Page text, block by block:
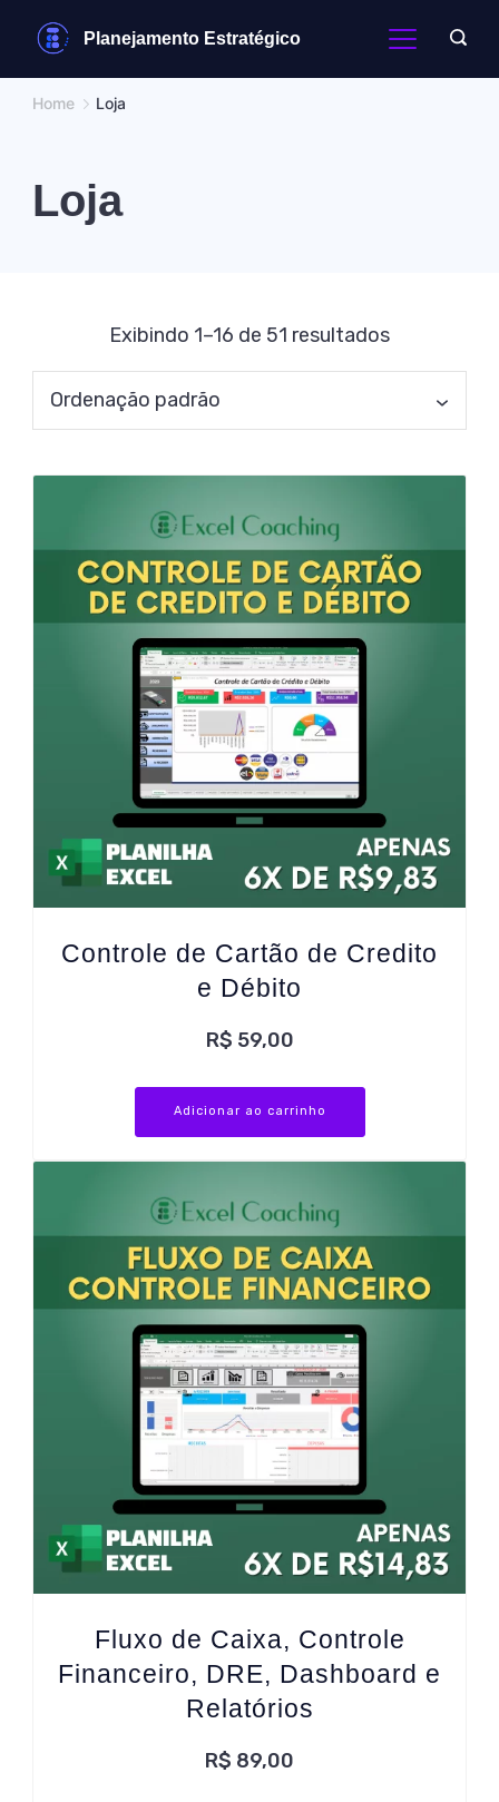
Planejamento Estratégico
Home Loja
Loja
Exibindo 1–16 de 51 resultados
Controle de Cartão de Credito
e Débito
R$ 59,00
Adicionar ao carrinho
Fluxo de Caixa, Controle
Financeiro, DRE, Dashboard e
Relatórios
R$ 89,00